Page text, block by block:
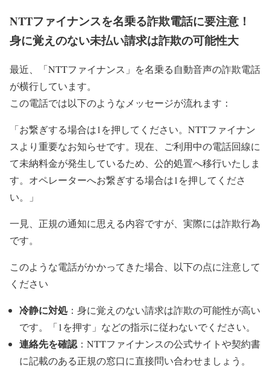
NTTファイナンスを名乗る詐欺電話に要注意！
身に覚えのない未払い請求は詐欺の可能性大
最近、「NTTファイナンス」を名乗る自動音声の詐欺電話
が横行しています。
この電話では以下のようなメッセージが流れます：
「お繋ぎする場合は1を押してください。NTTファイナン
スより重要なお知らせです。現在、ご利用中の電話回線に
て未納料金が発生しているため、公的処置へ移行いたしま
す。オペレーターへお繋ぎする場合は1を押してくださ
い。」
一見、正規の通知に思える内容ですが、実際には詐欺行為
です。
このような電話がかかってきた場合、以下の点に注意して
ください
冷静に対処 ：身に覚えのない請求は詐欺の可能性が高い
です。「1を押す」などの指示に従わないでください。
連絡先を確認：NTTファイナンスの公式サイトや契約書
に記載のある正規の窓口に直接問い合わせましょう。